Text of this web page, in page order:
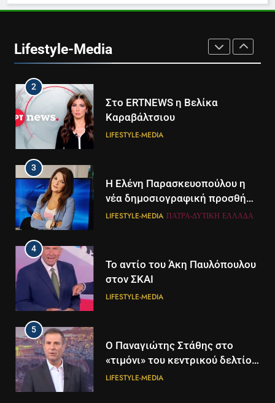
Lifestyle-Media
1
LIFESTYLE-MEDIA
2
Στο ERTNEWS η Βελίκα
Καραβάλτσιου
LIFESTYLE-MEDIA
3
Η Ελένη Παρασκευοπούλου η
νέα δημοσιογραφική προσθήκη
του ΣΚΑΪ στην Πάτρα
LIFESTYLE-MEDIA ΠΆΤΡΑ-ΔΥΤΙΚΉ ΕΛΛΆΔΑ
4
Το αντίο του Άκη Παυλόπουλου
στον ΣΚΑΙ
LIFESTYLE-MEDIA
5
Ο Παναγιώτης Στάθης στο
«τιμόνι» του κεντρικού δελτίου
ειδήσεων της ΕΡΤ
LIFESTYLE-MEDIA
5
Διάστημα: Εντοπίστηκαν για
πρώτη φορά ενδείξεις για τον
άνεμο που εκπέμπει η μαύρη
ΔΙΕΘΝΉ ΕΠΙΣΤΉΜΗ